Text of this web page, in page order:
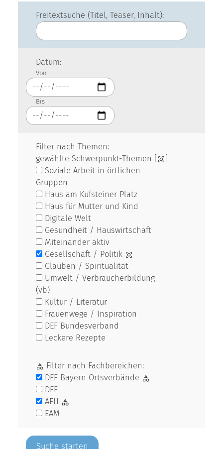
Freitextsuche (Titel, Teaser, Inhalt):
Datum:
Von
Bis
Filter nach Themen:
gewählte Schwerpunkt-Themen [
Soziale Arbeit in örtlichen
Gruppen
Haus am Kufsteiner Platz
Haus für Mutter und Kind
Digitale Welt
Gesundheit / Hauswirtschaft
Miteinander aktiv
Gesellschaft / Politik
Glauben / Spiritualität
Umwelt / Verbraucherbildung
(vb)
Kultur / Literatur
Frauenwege / Inspiration
DEF Bundesverband
Leckere Rezepte
Filter nach Fachbereichen:
DEF Bayern Ortsverbände
DEF
AEH
EAM